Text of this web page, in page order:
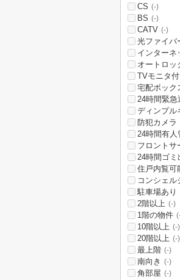
CS (-)
BS (-)
CATV (-)
光ファイバ
インターネ
オートロッ
TVモニタ
宅配ボック
24時間緊急
ディンプル
防犯カメラ
24時間有人
フロントサ
24時間ゴミ
住戸内覧可
コンシェル
駐車場あり
2階以上 (-)
1階の物件
10階以上 (-)
20階以上 (-)
最上階 (-)
南向き (-)
角部屋 (-)